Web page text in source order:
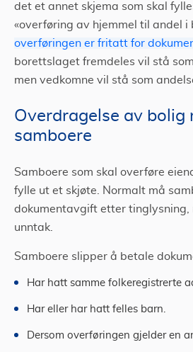
det et annet skjema som skal
«overføring av hjemmel til andel i
overføringen er fritatt for
borettslaget fremdeles vil stå
men vedkomne vil stå som
Overdragelse av bolig
samboere
Samboere som skal overføre
fylle ut et skjøte.
Normalt må
dokumentavgift etter tinglysning,
unntak.
Samboere slipper å betale
Har hatt samme folkeregistrerte
Har eller har hatt felles barn.
Dersom overføringen gjelder en